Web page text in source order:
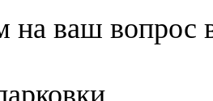
ваш вопрос